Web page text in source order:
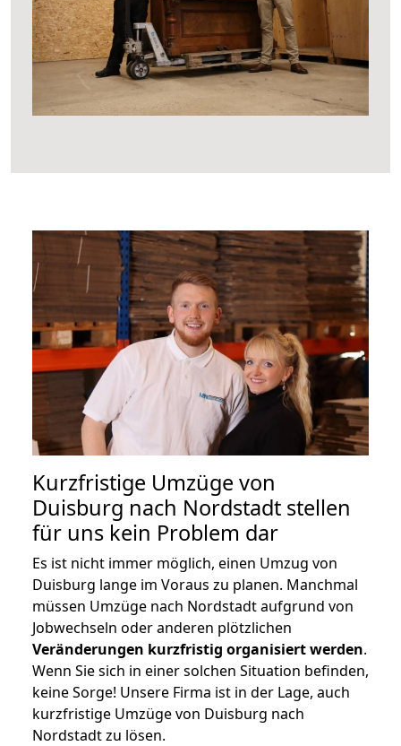
Kurzfristige Umzüge von
Duisburg nach Nordstadt stellen
für uns kein Problem dar
Es ist nicht immer möglich, einen Umzug von
Duisburg lange im Voraus zu planen. Manchmal
müssen Umzüge nach Nordstadt aufgrund von
Jobwechseln oder anderen plötzlichen
Veränderungen kurzfristig organisiert werden.
Wenn Sie sich in einer solchen Situation befinden,
keine Sorge! Unsere Firma ist in der Lage, auch
kurzfristige Umzüge von Duisburg nach
Nordstadt zu lösen.